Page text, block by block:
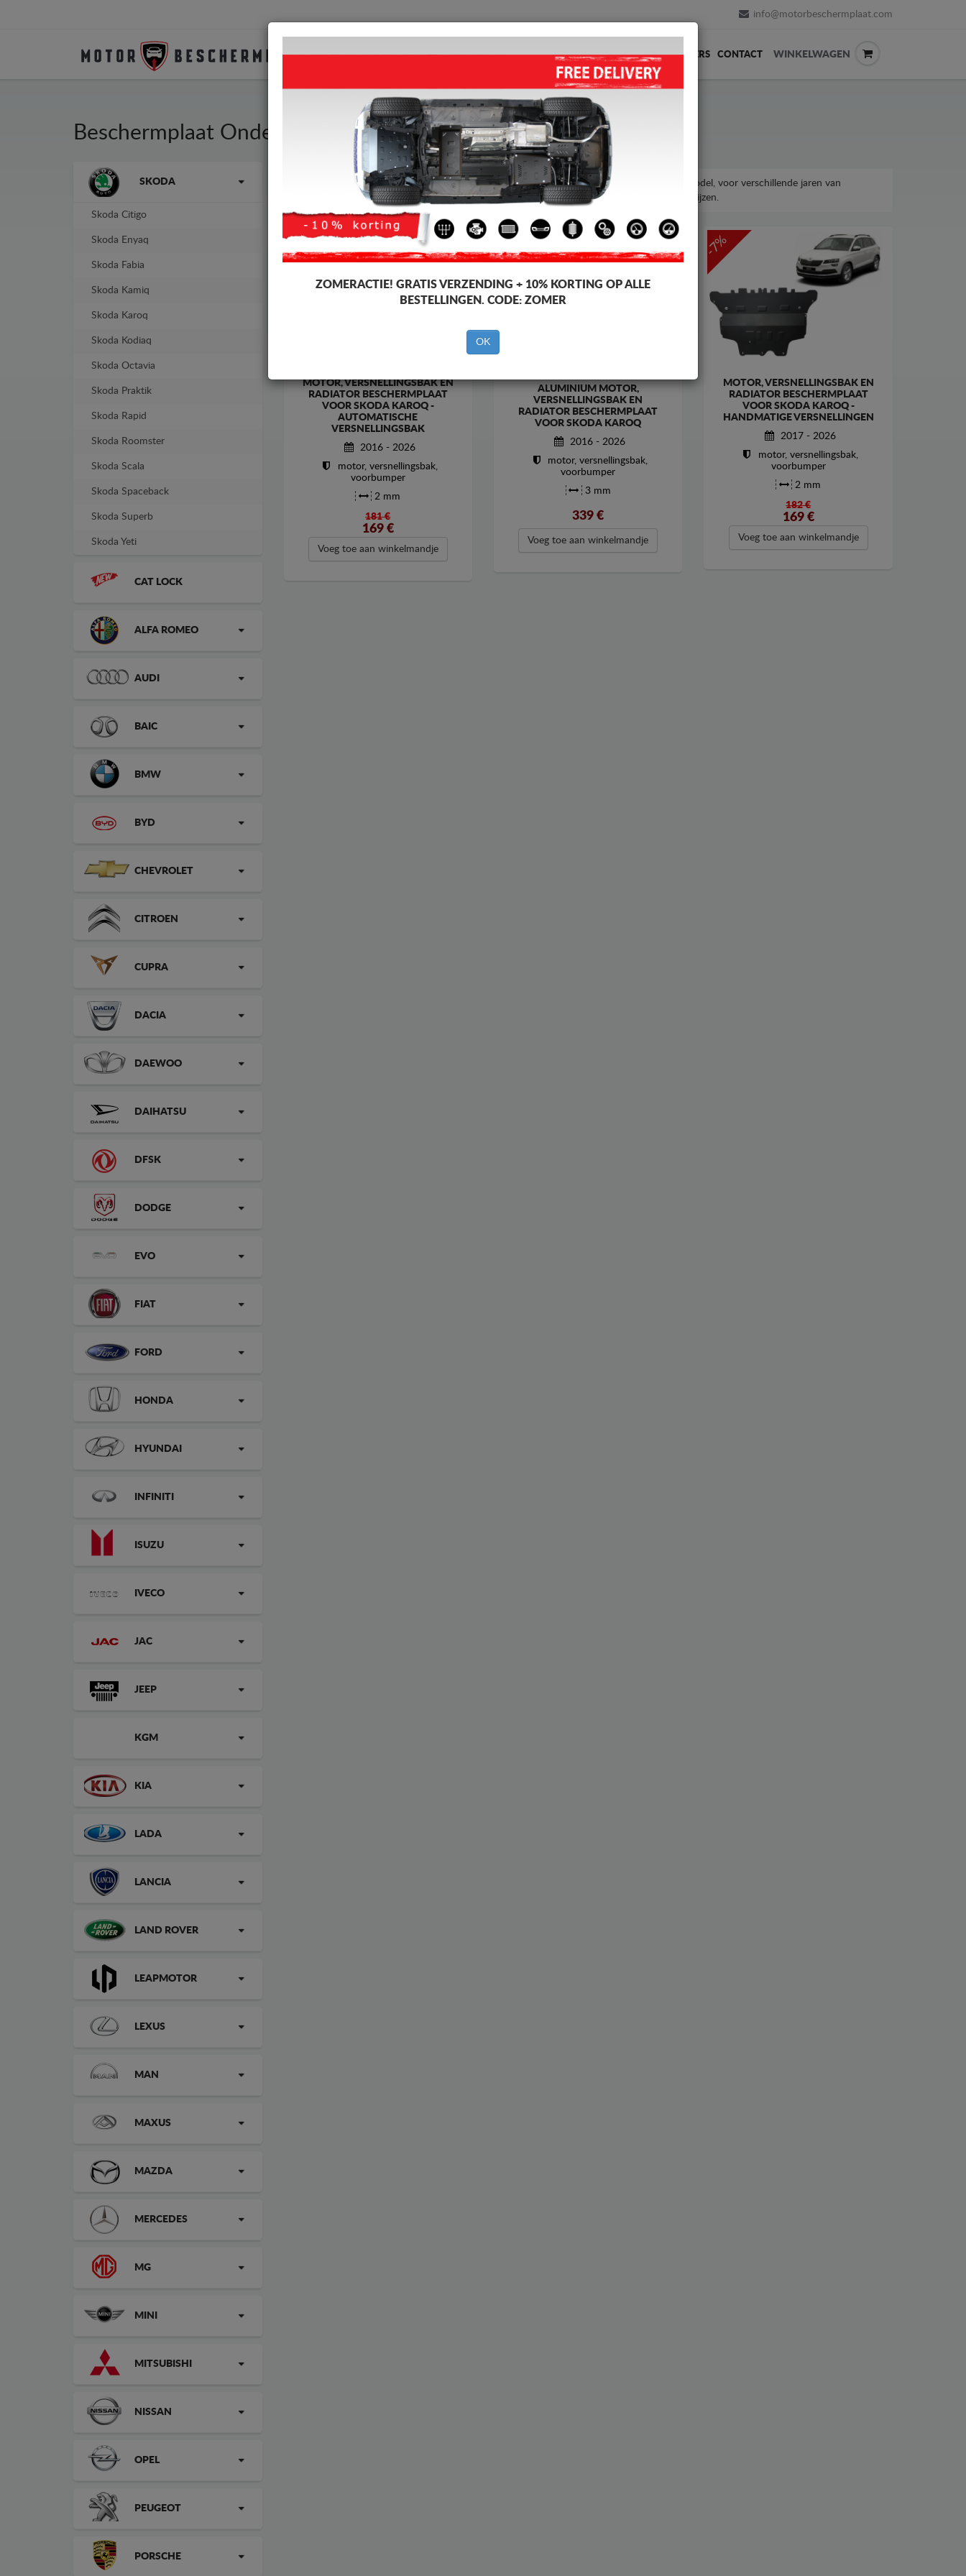
info@motorbeschermplaat.com
BESCHERMPLAAT HOME VERZENDING TERUGMELDING WEDERVERKOPERS CONTACT WINKELWAGEN
Beschermplaat Onder Auto Skoda Karoq
Merken SKODA
Skoda Citigo
Skoda Enyaq
Skoda Fabia
Skoda Kamiq
Skoda Karoq
Skoda Kodiaq
Skoda Octavia
Skoda Praktik
Skoda Rapid
Skoda Roomster
Skoda Scala
Skoda Spaceback
Skoda Superb
Skoda Yeti
CAT LOCK
ALFA ROMEO
AUDI
BAIC
BMW
BYD
CHEVROLET
CITROEN
CUPRA
DACIA
DAEWOO
DAIHATSU
DFSK
DODGE
EVO
FIAT
FORD
HONDA
HYUNDAI
INFINITI
ISUZU
IVECO
JAC
JEEP
KGM
KIA
LADA
LANCIA
LAND ROVER
LEAPMOTOR
LEXUS
MAN
MAXUS
MAZDA
MERCEDES
MG
MINI
MITSUBISHI
NISSAN
OPEL
PEUGEOT
PORSCHE
Beschermplaat voor de motor en versnellingsbak voor Skoda-voertuigen, Skoda Karoq-model, voor verschillende jaren van
fabricage. Motor beschermplaat, 2-3 mm dik, eenvoudig te monteren, tegen betaalbare prijzen.
-7%
MOTOR, VERSNELLINGSBAK EN
RADIATOR BESCHERMPLAAT
VOOR SKODA KAROQ -
AUTOMATISCHE
VERSNELLINGSBAK
2016 - 2026
motor, versnellingsbak,
voorbumper
2 mm
181 €
169€
Voeg toe aan winkelmandje
ALUMINIUM MOTOR,
VERSNELLINGSBAK EN
RADIATOR BESCHERMPLAAT
VOOR SKODA KAROQ
2016 - 2026
motor, versnellingsbak,
voorbumper
3 mm
339 €
Voeg toe aan winkelmandje
-7%
MOTOR, VERSNELLINGSBAK EN
RADIATOR BESCHERMPLAAT
VOOR SKODA KAROQ -
HANDMATIGE VERSNELLINGEN
2017 - 2026
motor, versnellingsbak,
voorbumper
2 mm
182 €
169€
Voeg toe aan winkelmandje
ZOMERACTIE! GRATIS VERZENDING + 10% KORTING OP ALLE
BESTELLINGEN. CODE: ZOMER
OK